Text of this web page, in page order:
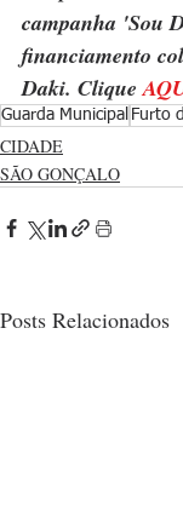
campanha 'Sou
financiamento
Daki. Clique
Guarda Municipal Furto
CIDADE
SÃO GONÇALO
Posts Relacionados